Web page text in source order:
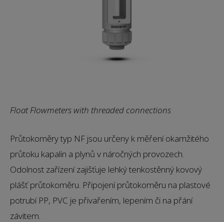
Float Flowmeters with threaded connections
Průtokoměry typ NF jsou určeny k měření okamžitého
průtoku kapalin a plynů v náročných provozech.
Odolnost zařízení zajišťuje lehký tenkostěnný kovový
plášť průtokoměru. Připojení průtokoměru na plastové
potrubí PP, PVC je přivařením, lepením či na přání
závitem.